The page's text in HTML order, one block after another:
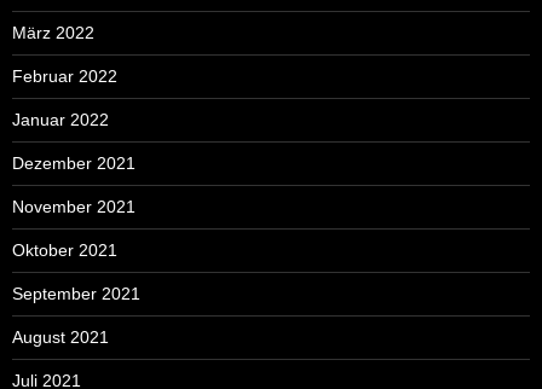
März 2022
Februar 2022
Januar 2022
Dezember 2021
November 2021
Oktober 2021
September 2021
August 2021
Juli 2021